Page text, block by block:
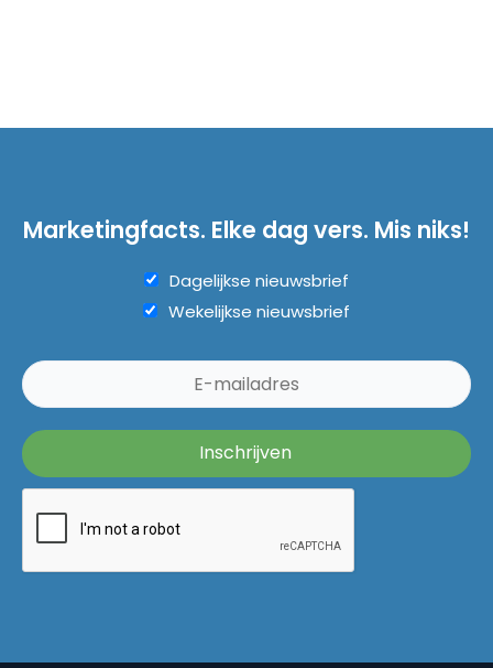
Marketingfacts. Elke dag vers. Mis niks!
Dagelijkse nieuwsbrief
Wekelijkse nieuwsbrief